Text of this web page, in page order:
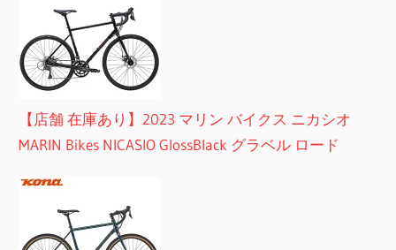
【店舗 在庫あり】2023 マリン バイクス ニカシオ
MARIN Bikes NICASIO GlossBlack グラベル ロード